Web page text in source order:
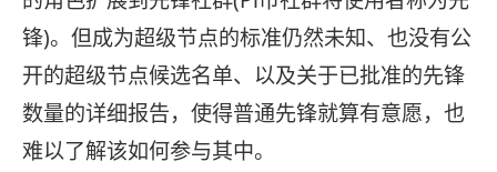
锋)。但成为超级节点的标准仍然未知、也没有公
开的超级节点候选名单、以及关于已批准的先锋
数量的详细报告，使得普通先锋就算有意愿，也
难以了解该如何参与其中。